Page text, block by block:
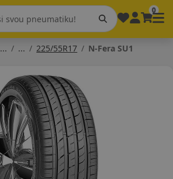
0
225/55R17 N-Fera SU1